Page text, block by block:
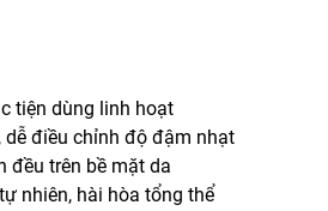
tiện dùng linh hoạt
dễ điều chỉnh độ đậm nhạt
đều trên bề mặt da
nhiên, hài hòa tổng thể